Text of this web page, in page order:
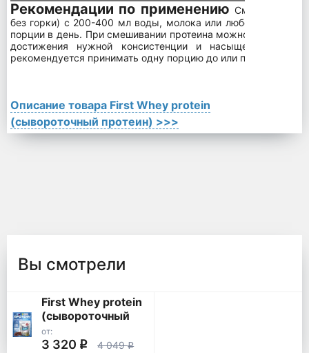
Рекомендации по применению Смешайте 1
без горки) с 200-400 мл воды, молока или любого другого
порции в день. При смешивании протеина можно изменить
достижения нужной консистенции и насыщенности
рекомендуется принимать одну порцию до или после
Описание товара First Whey protein
(сывороточный протеин) >>>
Вы смотрели
First Whey protein
(сывороточный
протеин)
от:
3 320 q 4 049q